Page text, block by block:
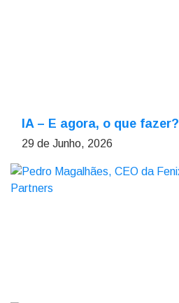
IA – E agora, o que fazer?
29 de Junho, 2026